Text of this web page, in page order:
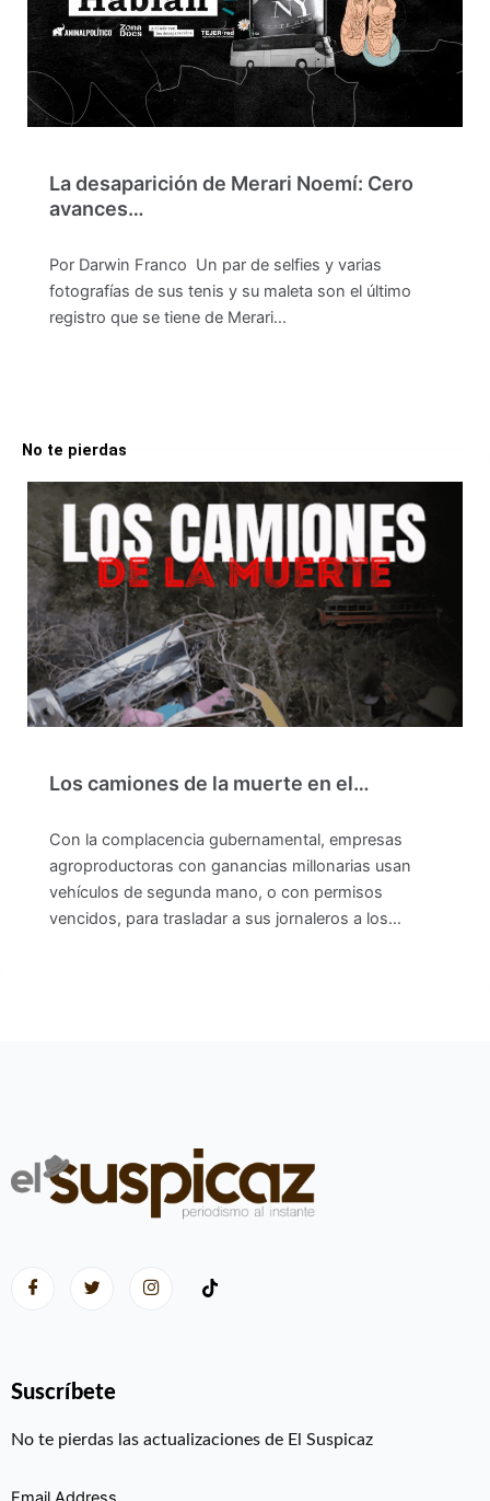
La desaparición de Merari Noemí: Cero
avances…
Por Darwin Franco Un par de selfies y varias
fotografías de sus tenis y su maleta son el último
registro que se tiene de Merari…
No te pierdas
Los camiones de la muerte en el…
Con la complacencia gubernamental, empresas
agroproductoras con ganancias millonarias usan
vehículos de segunda mano, o con permisos
vencidos, para trasladar a sus jornaleros a los…
Suscríbete
No te pierdas las actualizaciones de El Suspicaz